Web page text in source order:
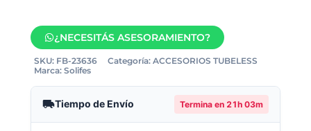
¿NECESITÁS ASESORAMIENTO?
SKU: FB-23636 Categoría: ACCESORIOS TUBELESS
Marca: Solifes
Tiempo de Envío Termina en 21h 03m